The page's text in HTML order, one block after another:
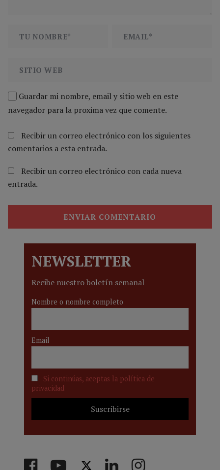
Guardar mi nombre, email y sitio web en este
navegador para la proxima vez que comente.
Recibir un correo electrónico con los siguientes
comentarios a esta entrada.
Recibir un correo electrónico con cada nueva
entrada.
NEWSLETTER
Recibe nuestro boletín semanal
Nombre o nombre completo
Email
Si continúas, aceptas la política de
privacidad